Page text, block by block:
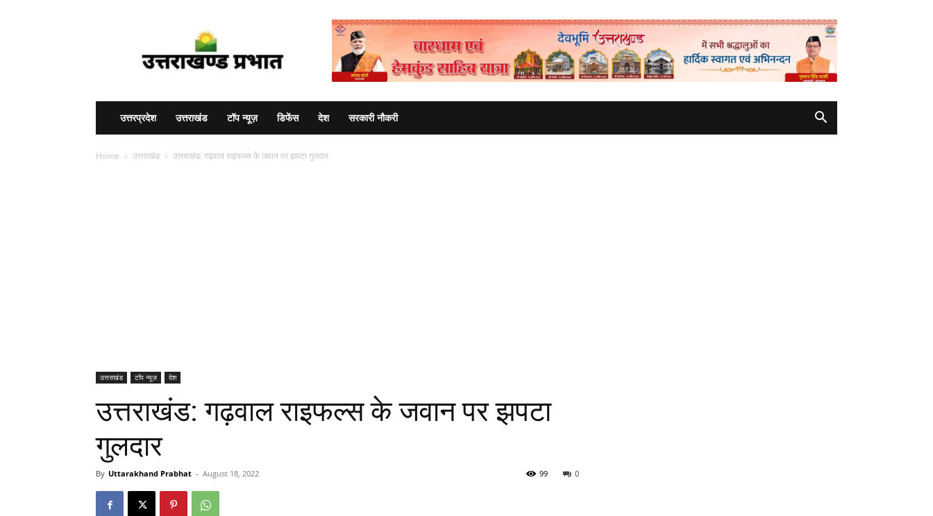
Advertisement
उत्तरप्रदेश उत्तराखंड टॉप न्यूज़ डिफेंस देश सरकारी नौकरी
Home उत्तराखंड उत्तराखंड: गढ़वाल राइफल्स के जवान पर झपटा गुलदार
उत्तराखंड टॉप न्यूज़ देश
उत्तराखंड: गढ़वाल राइफल्स के जवान पर झपटा
गुलदार
By Uttarakhand Prabhat - August 18, 2022 0
99